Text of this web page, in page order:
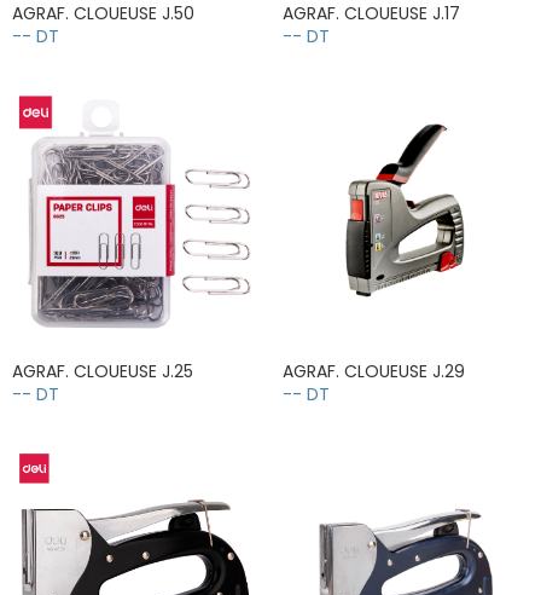
AGRAF. CLOUEUSE J.50
-- DT
AGRAF. CLOUEUSE J.17
-- DT
AGRAF. CLOUEUSE J.25
-- DT
AGRAF. CLOUEUSE J.29
-- DT